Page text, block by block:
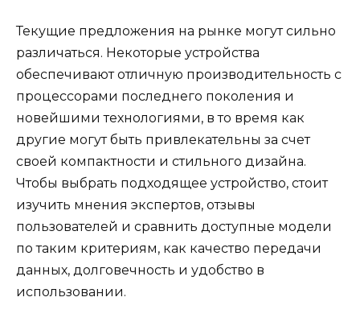
Текущие предложения на рынке могут сильно
различаться. Некоторые устройства
обеспечивают отличную производительность с
процессорами последнего поколения и
новейшими технологиями, в то время как
другие могут быть привлекательны за счет
своей компактности и стильного дизайна.
Чтобы выбрать подходящее устройство, стоит
изучить мнения экспертов, отзывы
пользователей и сравнить доступные модели
по таким критериям, как качество передачи
данных, долговечность и удобство в
использовании.